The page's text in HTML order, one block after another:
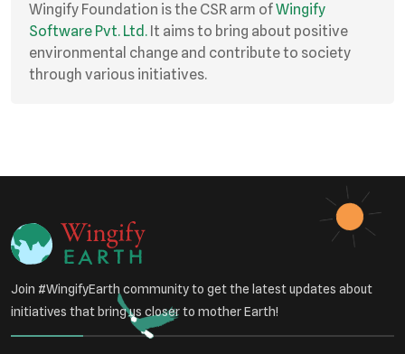
Wingify Foundation is the CSR arm ofWingify
Software Pvt. Ltd. It aims to bring about positive
environmental change and contribute to society
through various initiatives.
Join #WingifyEarth community to get the latest updates about
initiatives that bring us closer to mother Earth!